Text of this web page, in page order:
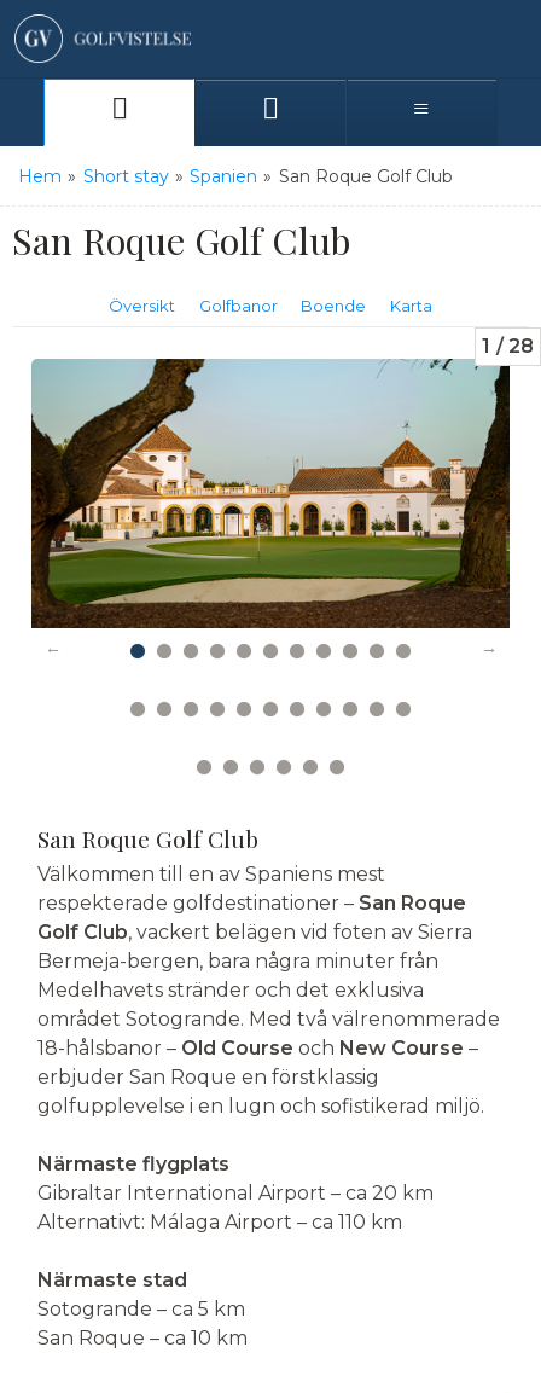
Hem » Short stay » Spanien » San Roque Golf Club
San Roque Golf Club
Översikt Golfbanor Boende Karta
1 28
San Roque Golf Club
Välkommen till en av Spaniens mest
respekterade golfdestinationer – San Roque
Golf Club, vackert belägen vid foten av Sierra
Bermeja-bergen, bara några minuter från
Medelhavets stränder och det exklusiva
området Sotogrande. Med två välrenommerade
18-hålsbanor – Old Course och New Course –
erbjuder San Roque en förstklassig
golfupplevelse i en lugn och sofistikerad miljö.
Närmaste flygplats
Gibraltar International Airport – ca 20 km
Alternativt: Málaga Airport – ca 110 km
Närmaste stad
Sotogrande – ca 5 km
San Roque – ca 10 km